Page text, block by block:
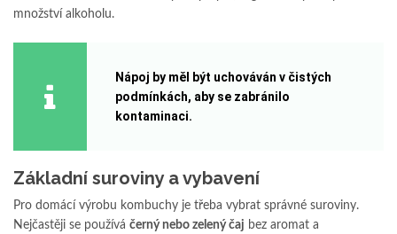
množství alkoholu.
Nápoj by měl být uchováván v čistých
podmínkách, aby se zabránilo
kontaminaci.
Základní suroviny a vybavení
Pro domácí výrobu kombuchy je třeba vybrat správné suroviny.
Nejčastěji se používá černý nebo zelený čaj bez aromat a